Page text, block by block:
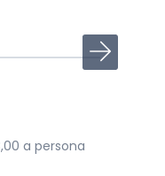
a persona